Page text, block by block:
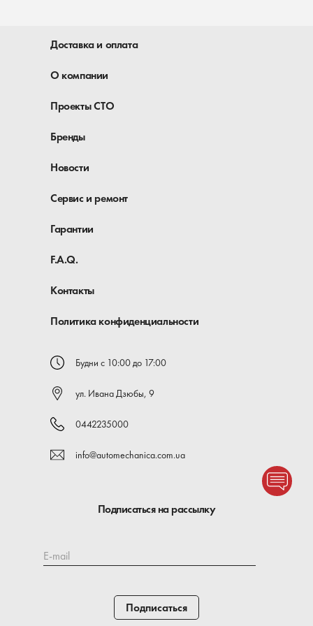
Доставка и оплата
О компании
Проекты СТО
Бренды
Новости
Сервис и ремонт
Гарантии
F.A.Q.
Контакты
Политика конфиденциальности
Будни с 10:00 до 17:00
ул. Ивана Дзюбы, 9
0442235000
info@automechanica.com.ua
Подписаться на рассылку
E-mail
Подписаться